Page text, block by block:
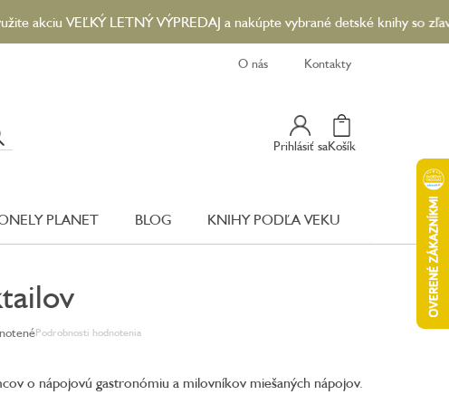
VEĽKÝ LETNÝ VÝPREDAJ a nakúpte vybrané detské knihy so zľavou až
O nás Kontakty
Prihlásiť sa
Nákupný
Košík
PLANET BLOG KNIHY PODĽA VEKU
Podrobnosti hodnotenia
o nápojovú gastronómiu a milovníkov miešaných nápojov.